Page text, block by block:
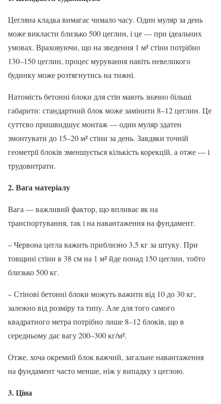
Цегляна кладка вимагає чимало часу. Один муляр за день
може викласти близько 500 цеглин, і це — при ідеальних
умовах. Враховуючи, що на зведення 1 м² стіни потрібно
130–150 цеглин, процес мурування навіть невеликого
будинку може розтягнутись на тижні.
Натомість бетонні блоки для стін мають значно більші
габарити: стандартний блок може замінити 8–12 цеглин. Це
суттєво пришвидшує монтаж — один муляр здатен
змонтувати до 15–20 м² стіни за день. Завдяки точній
геометрії блоків зменшується кількість корекцій, а отже — і
трудовитрати.
2. Вага матеріалу
Вага — важливий фактор, що впливає як на
транспортування, так і на навантаження на фундамент.
– Червона цегла важить приблизно 3,5 кг за штуку. При
товщині стіни в 38 см на 1 м² йде понад 150 цеглин, тобто
близько 500 кг.
– Стінові бетонні блоки можуть важити від 10 до 30 кг,
залежно від розміру та типу. Але для того самого
квадратного метра потрібно лише 8–12 блоків, що в
середньому дає вагу 200–300 кг/м².
Отже, хоча окремий блок важчий, загальне навантаження
на фундамент часто менше, ніж у випадку з цеглою.
3. Ціна